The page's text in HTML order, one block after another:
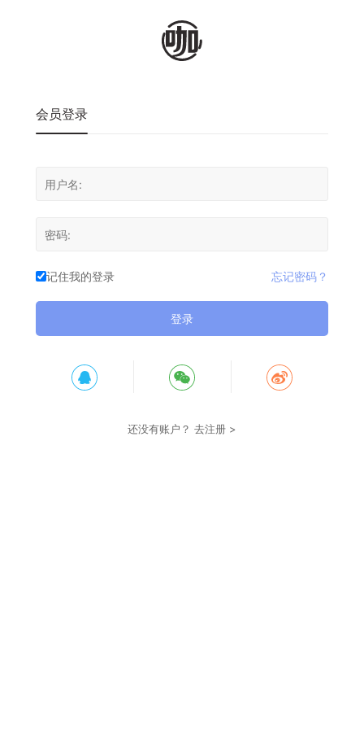
会员登录
记住我的登录 忘记密码？
登录
还没有账户？ 去注册 >